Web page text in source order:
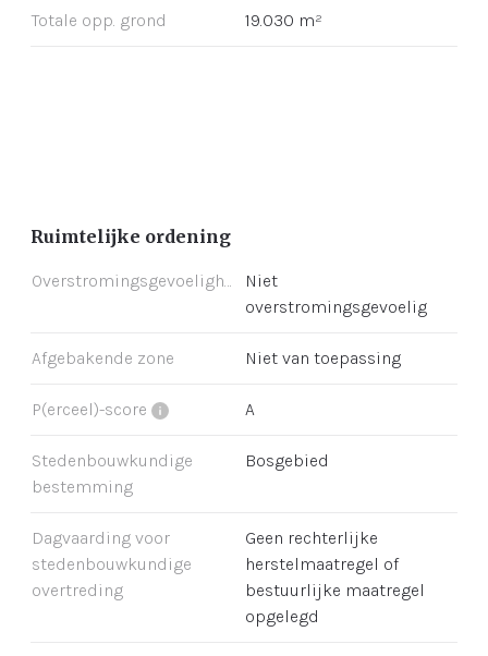
Totale opp. grond 19.030 m²
Ruimtelijke ordening
Overstromingsgevoeligheid
Niet
overstromingsgevoelig
Afgebakende zone Niet van toepassing
P(erceel)-score A
Stedenbouwkundige
bestemming
Bosgebied
Dagvaarding voor
stedenbouwkundige
overtreding
Geen rechterlijke
herstelmaatregel of
bestuurlijke maatregel
opgelegd